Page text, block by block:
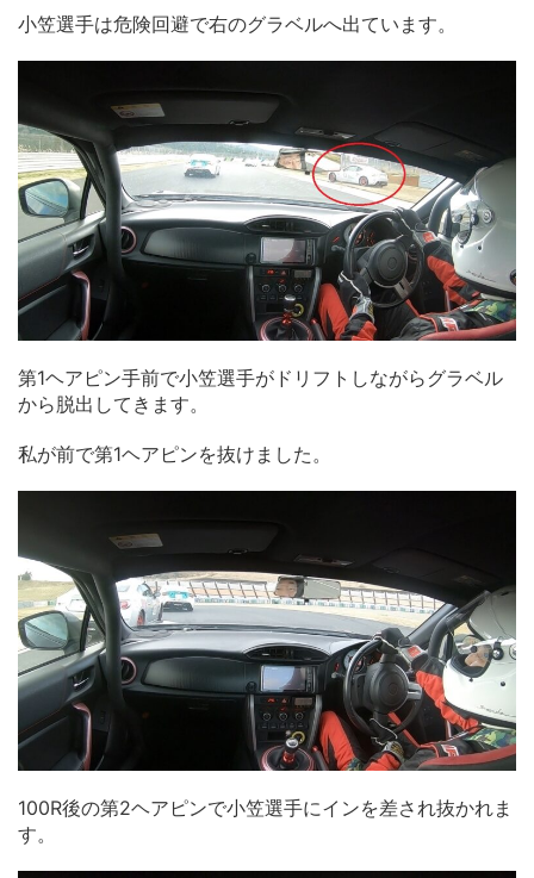
小笠選手は危険回避で右のグラベルへ出ています。
第1ヘアピン手前で小笠選手がドリフトしながらグラベル
から脱出してきます。
私が前で第1ヘアピンを抜けました。
100R後の第2ヘアピンで小笠選手にインを差され抜かれま
す。